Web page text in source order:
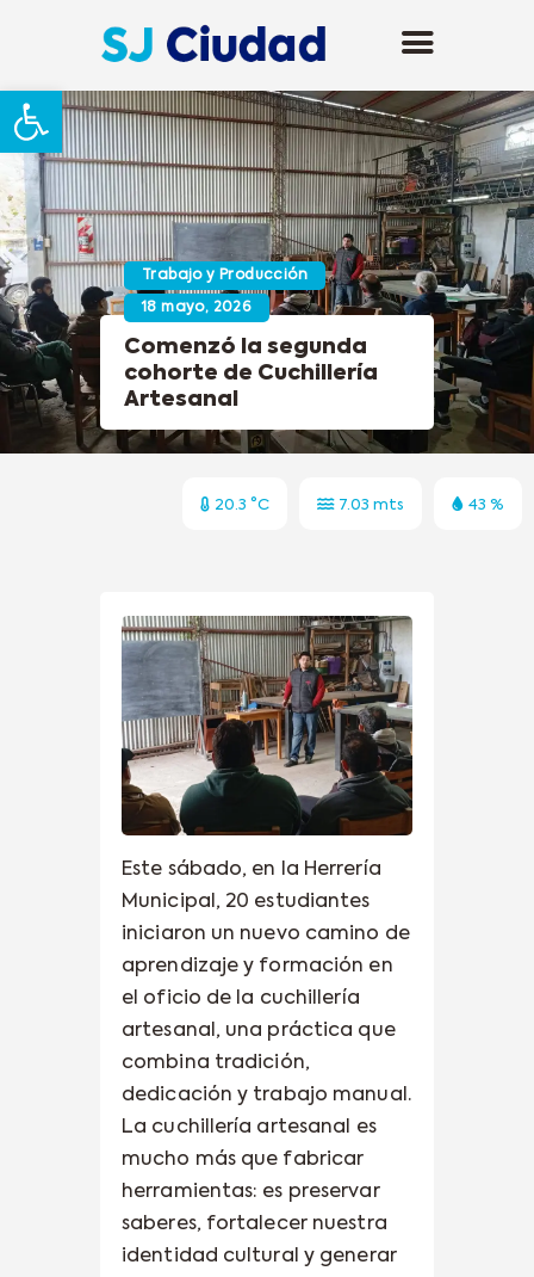
Abrir barra de herramientas
Trabajo y Producción
18 mayo, 2026
Comenzó la segunda
cohorte de Cuchillería
Artesanal
20.3 °C 7.03 mts 43 %
Este sábado, en la Herrería
Municipal, 20 estudiantes
iniciaron un nuevo camino de
aprendizaje y formación en
el oficio de la cuchillería
artesanal, una práctica que
combina tradición,
dedicación y trabajo manual.
La cuchillería artesanal es
mucho más que fabricar
herramientas: es preservar
saberes, fortalecer nuestra
identidad cultural y generar